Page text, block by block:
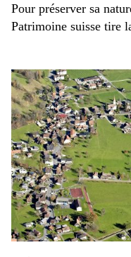
Pour préserver sa
Patrimoine suisse tire